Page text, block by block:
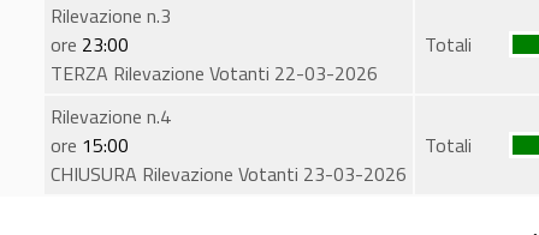
Rilevazione n.3
ore 23:00
TERZA Rilevazione Votanti 22-03-2026
Totali
Rilevazione n.4
ore 15:00
CHIUSURA Rilevazione Votanti 23-03-2026
Totali